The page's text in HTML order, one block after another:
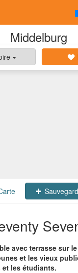
Middelburg
avec terrasse sur
et les vieux
les étudiants.